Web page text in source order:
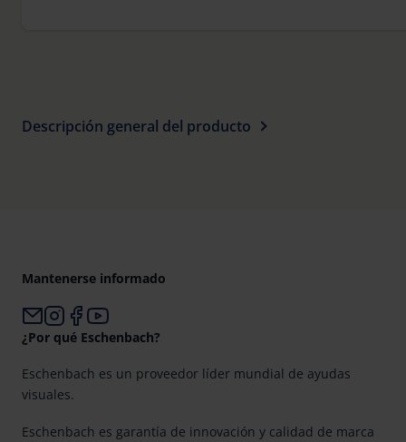
Descripción general del producto
Mantenerse informado
¿Por qué Eschenbach?
Eschenbach es un proveedor líder mundial de ayudas
visuales.
Eschenbach es garantía de innovación y calidad de marca